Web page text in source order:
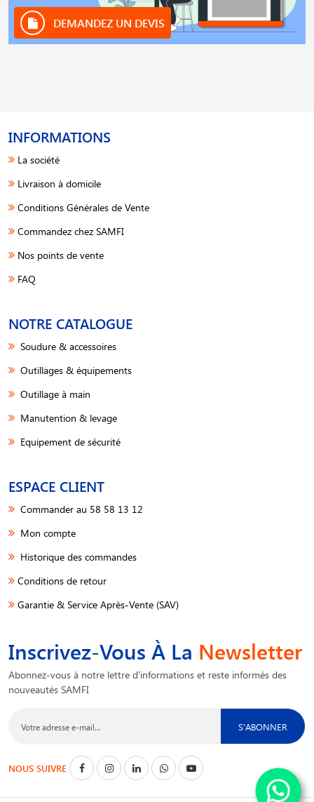
DEMANDEZ UN DEVIS
INFORMATIONS
La société
Livraison à domicile
Conditions Générales de Vente
Commandez chez SAMFI
Nos points de vente
FAQ
NOTRE CATALOGUE
Soudure & accessoires
Outillages & équipements
Outillage à main
Manutention & levage
Equipement de sécurité
ESPACE CLIENT
Commander au 58 58 13 12
Mon compte
Historique des commandes
Conditions de retour
Garantie & Service Après-Vente (SAV)
Inscrivez-Vous À La Newsletter
Abonnez-vous à notre lettre d'informations et reste informés des
nouveautés SAMFI
S'ABONNER
NOUS SUIVRE